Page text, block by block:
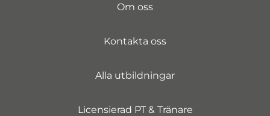
Om oss
Kontakta oss
Alla utbildningar
Licensierad PT & Tränare